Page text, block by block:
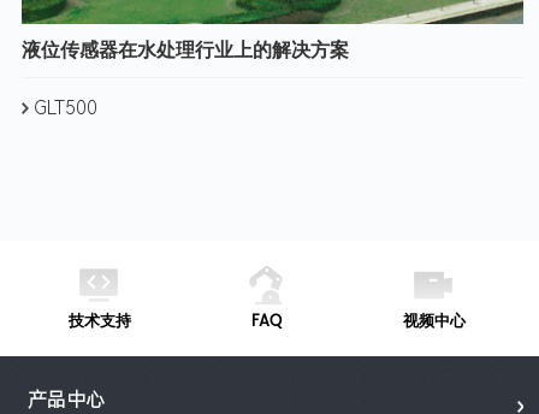
液位传感器在水处理行业上的解决方案
GLT500
技术支持 FAQ 视频中心
产品中心